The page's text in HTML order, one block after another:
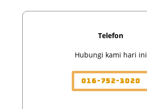
Telefon
Hubungi kami hari ini
016-752-3020